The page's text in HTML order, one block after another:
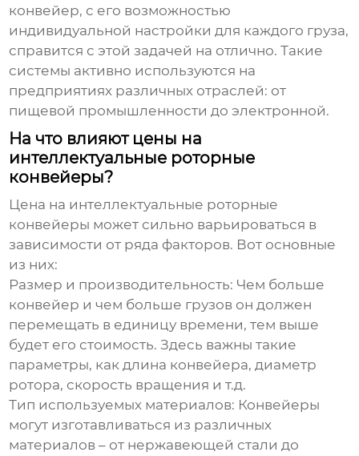
конвейер, с его возможностью
индивидуальной настройки для каждого груза,
справится с этой задачей на отлично. Такие
системы активно используются на
предприятиях различных отраслей: от
пищевой промышленности до электронной.
На что влияют цены на
интеллектуальные роторные
конвейеры?
Цена на интеллектуальные роторные
конвейеры может сильно варьироваться в
зависимости от ряда факторов. Вот основные
из них:
Размер и производительность: Чем больше
конвейер и чем больше грузов он должен
перемещать в единицу времени, тем выше
будет его стоимость. Здесь важны такие
параметры, как длина конвейера, диаметр
ротора, скорость вращения и т.д.
Тип используемых материалов: Конвейеры
могут изготавливаться из различных
материалов – от нержавеющей стали до